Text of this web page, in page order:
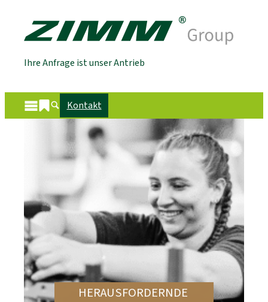
Ihre Anfrage ist unser Antrieb
Kontakt
HERAUSFORDERNDE